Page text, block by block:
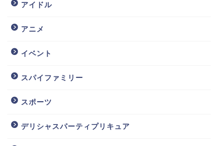
アイドル
アニメ
イベント
スパイファミリー
スポーツ
デリシャスパーティプリキュア